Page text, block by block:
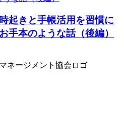
起きと手帳活用を習慣に
手本のような話（後編）